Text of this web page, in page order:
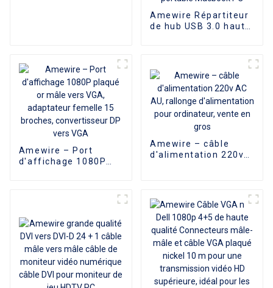
Amewire Répartiteur
de hub USB 3.0 haute
Gbit/s Adaptateur de
synchronisation de
données de charge
portable pour
ordinateur portable
Macbook PC
Amewire – Port
d'affichage 1080P
convertisseur DP vers
VGA
Amewire – câble
d'alimentation 220v
gros